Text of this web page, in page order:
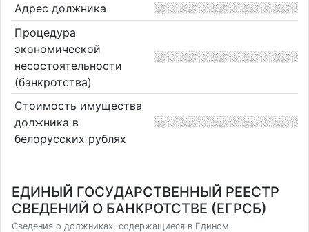
Адрес должника
Процедура
экономической
несостоятельности
(банкротства)
Стоимость имущества
должника в
белорусских рублях
ЕДИНЫЙ ГОСУДАРСТВЕННЫЙ РЕЕСТР
СВЕДЕНИЙ О БАНКРОТСТВЕ (ЕГРСБ)
Сведения о должниках, содержащиеся в Едином